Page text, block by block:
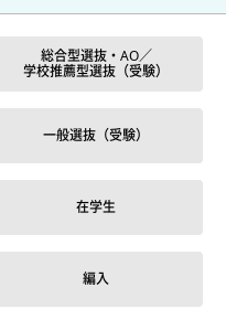
総合型選抜・AO／
学校推薦型選抜（受験）
一般選抜（受験）
在学生
編入